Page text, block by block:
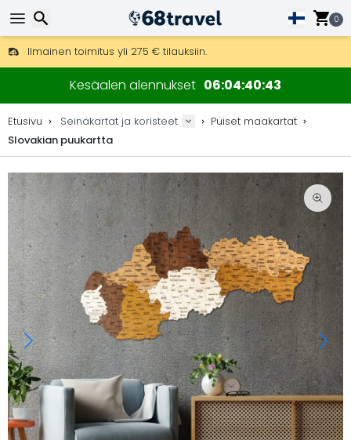
0
Ilmainen toimitus yli 275 € tilauksiin.
Mahdollisuus lähettää DHL Express -lähetyksenä (toimitus 24
30 päivää palautukseen, 90 päivää puukarttoihin ja koristeisiin.
Kesäalen alennukset 06 04 40 42
Etusivu Seinäkartat ja koristeet
Puiset maakartat
Slovakian puukartta
Etsi